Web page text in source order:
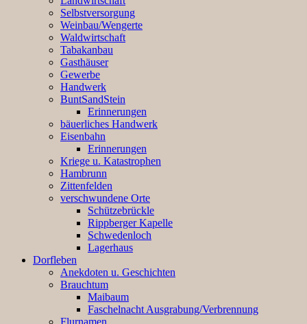
Selbstversorgung
Weinbau/Wengerte
Waldwirtschaft
Tabakanbau
Gasthäuser
Gewerbe
Handwerk
BuntSandStein
Erinnerungen
bäuerliches Handwerk
Eisenbahn
Erinnerungen
Kriege u. Katastrophen
Hambrunn
Zittenfelden
verschwundene Orte
Schützebrückle
Rippberger Kapelle
Schwedenloch
Lagerhaus
Dorfleben
Anekdoten u. Geschichten
Brauchtum
Maibaum
Faschelnacht Ausgrabung/Verbrennung